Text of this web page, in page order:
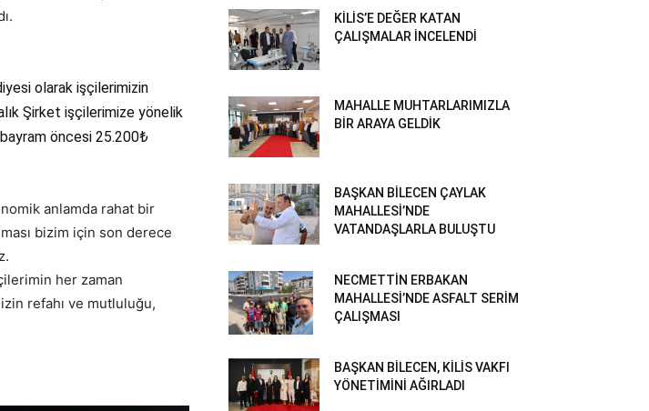
olarak işçilerimizin
Şirket işçilerimize yönelik
bayram öncesi 25.200₺
anlamda rahat bir
bizim için son derece
her zaman
refahı ve mutluluğu,
KİLİS’E DEĞER KATAN
ÇALIŞMALAR İNCELENDİ
MAHALLE MUHTARLARIMIZLA
BİR ARAYA GELDİK
BAŞKAN BİLECEN ÇAYLAK
MAHALLESİ’NDE
VATANDAŞLARLA BULUŞTU
NECMETTİN ERBAKAN
MAHALLESİ’NDE ASFALT SERİM
ÇALIŞMASI
BAŞKAN BİLECEN, KİLİS VAKFI
YÖNETİMİNİ AĞIRLADI